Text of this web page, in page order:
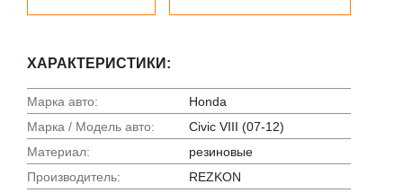
ХАРАКТЕРИСТИКИ:
Марка авто:
Honda
Марка / Модель авто:
Civic VIII (07-12)
Материал:
резиновые
Производитель:
REZKON